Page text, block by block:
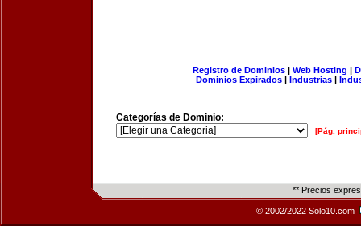
Registro de Dominios| Web Hosting |
Dominios Expirados | Industrias |
Categorías de Dominio:
[Pág.
** Precios
© 2002/2022 Solo10.com